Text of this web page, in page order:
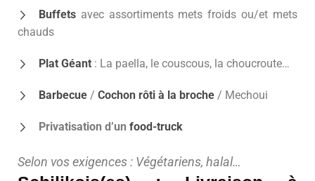
Buffets avec assortiments mets froids ou/et mets
chauds
Plat Géant : La paella, le couscous, la choucroute…
Barbecue / Cochon rôti à la broche / Mechoui
Privatisation d’un food-truck
Selon vos exigences : Végétariens, halal…